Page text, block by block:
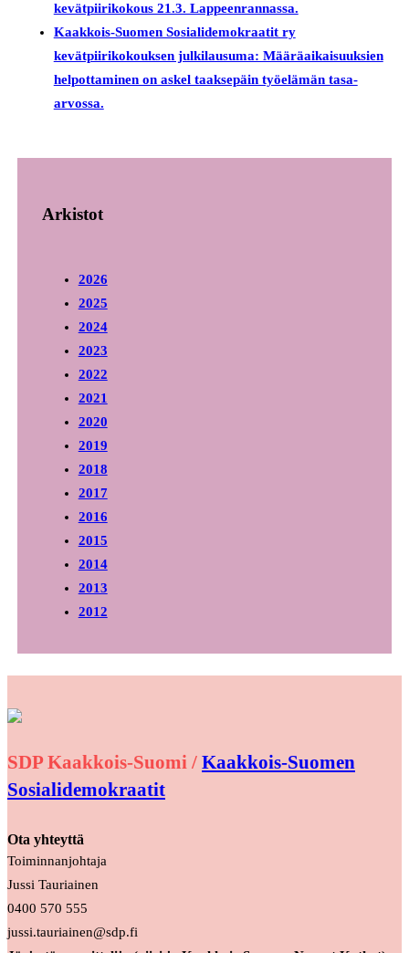
kevätpiirikokous 21.3. Lappeenrannassa.
Kaakkois-Suomen Sosialidemokraatit ry
kevätpiirikokouksen julkilausuma: Määräaikaisuuksien
helpottaminen on askel taaksepäin työelämän tasa-
arvossa.
Arkistot
2026
2025
2024
2023
2022
2021
2020
2019
2018
2017
2016
2015
2014
2013
2012
SDP Kaakkois-Suomi / Kaakkois-Suomen
Sosialidemokraatit
Ota yhteyttä
Toiminnanjohtaja
Jussi Tauriainen
0400 570 555
jussi.tauriainen@sdp.fi